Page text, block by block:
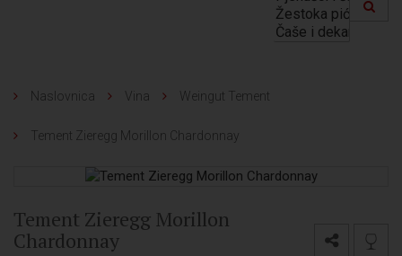
Naslovnica Vina Weingut Tement
Tement Zieregg Morillon Chardonnay
Tement Zieregg Morillon
Chardonnay